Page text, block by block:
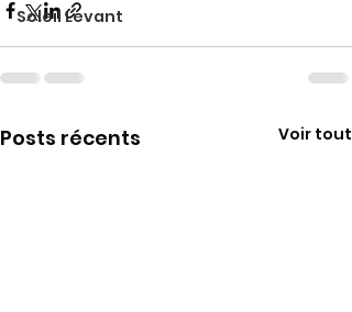
Soleil Levant
Posts récents Voir tout